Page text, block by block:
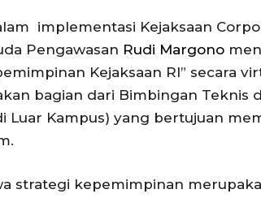
implementasi Kejaksaan
Pengawasan Rudi Margono
Kejaksaan RI” secara
bagian dari Bimbingan Teknis
Luar Kampus) yang bertujuan
strategi kepemimpinan